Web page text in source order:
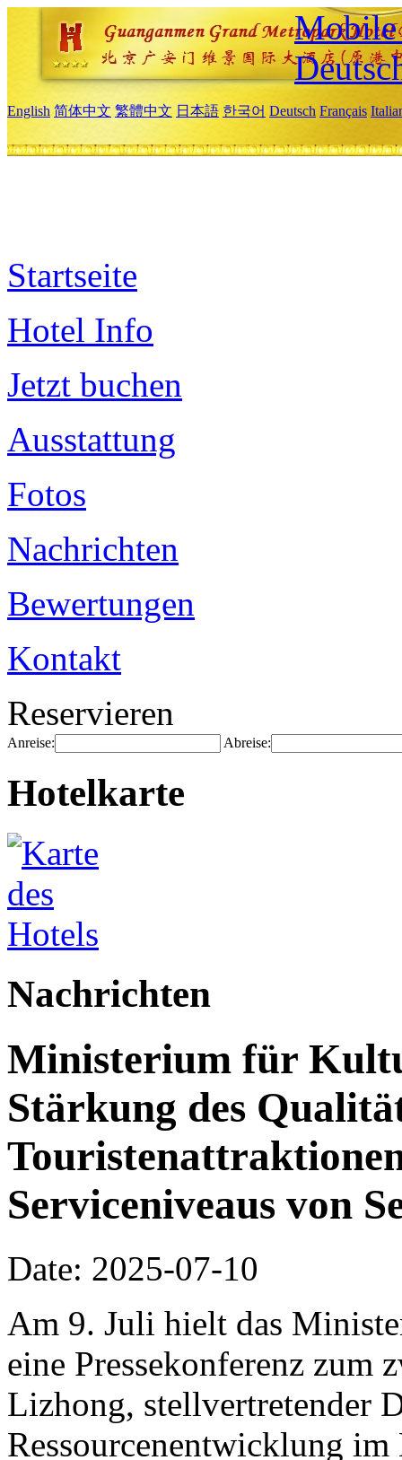
Mobile
English 简体中文 繁體中文 日本語 한국어 Deutsch Français
Startseite
Hotel Info
Jetzt buchen
Ausstattung
Fotos
Nachrichten
Bewertungen
Kontakt
Reservieren
Anreise: Abreise:
Hotelkarte
Nachrichten
Ministerium für
Stärkung des
Serviceniveaus von
Date: 2025-07-10
Am 9. Juli hielt das
eine Pressekonferenz zum
Lizhong, stellvertretender
Ressourcenentwicklung